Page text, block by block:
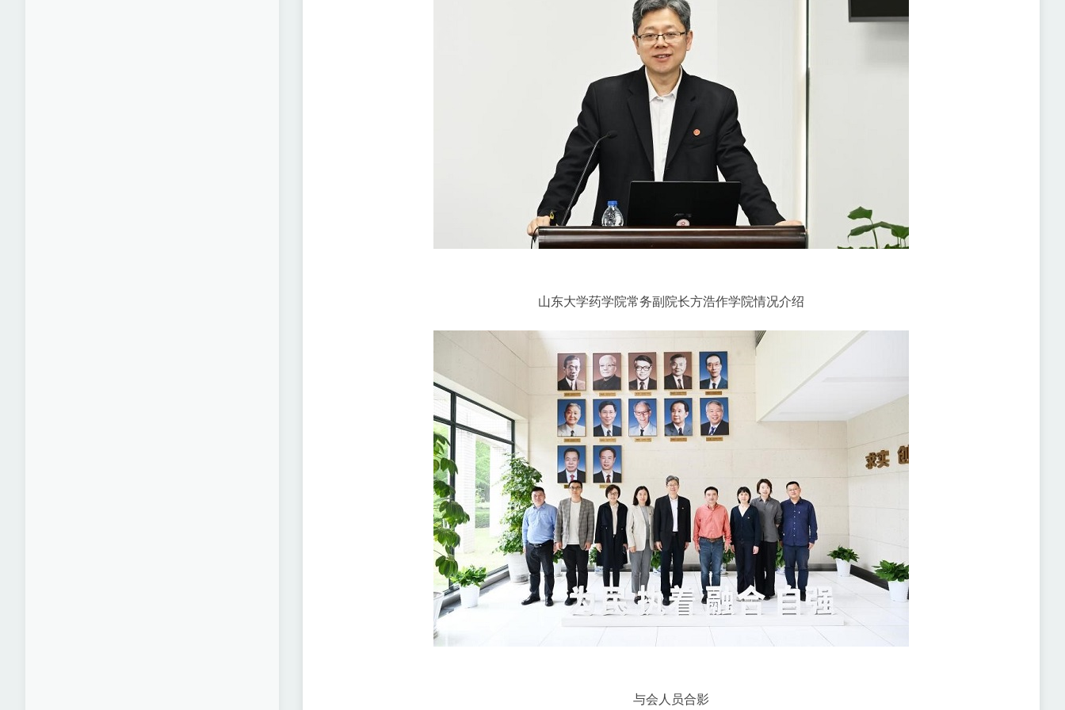
山东大学药学院常务副院长方浩作学院情况介绍
与会人员合影